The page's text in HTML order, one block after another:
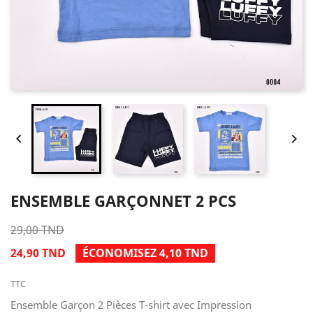
 
ENSEMBLE GARÇONNET 2 PCS
29,00 TND
24,90 TND
ÉCONOMISEZ 4,10 TND
TTC
Ensemble Garçon 2 Pièces T-shirt avec Impression